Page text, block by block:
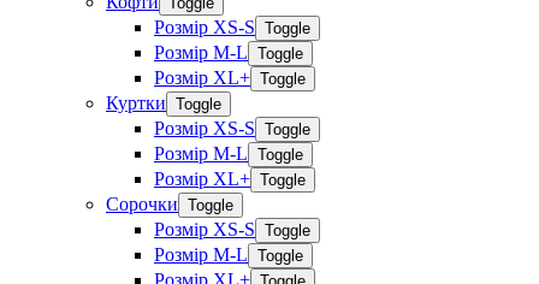
Розмір XS-S Toggle
Розмір M-L Toggle
Розмір XL+ Toggle
Куртки Toggle
Розмір XS-S Toggle
Розмір M-L Toggle
Розмір XL+ Toggle
Сорочки Toggle
Розмір XS-S Toggle
Розмір M-L Toggle
Розмір XL+